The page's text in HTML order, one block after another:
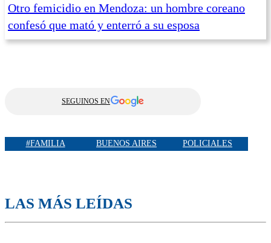
Otro femicidio en Mendoza: un hombre coreano
confesó que mató y enterró a su esposa
SEGUINOS EN
#FAMILIA BUENOS AIRES POLICIALES
LAS MÁS LEÍDAS